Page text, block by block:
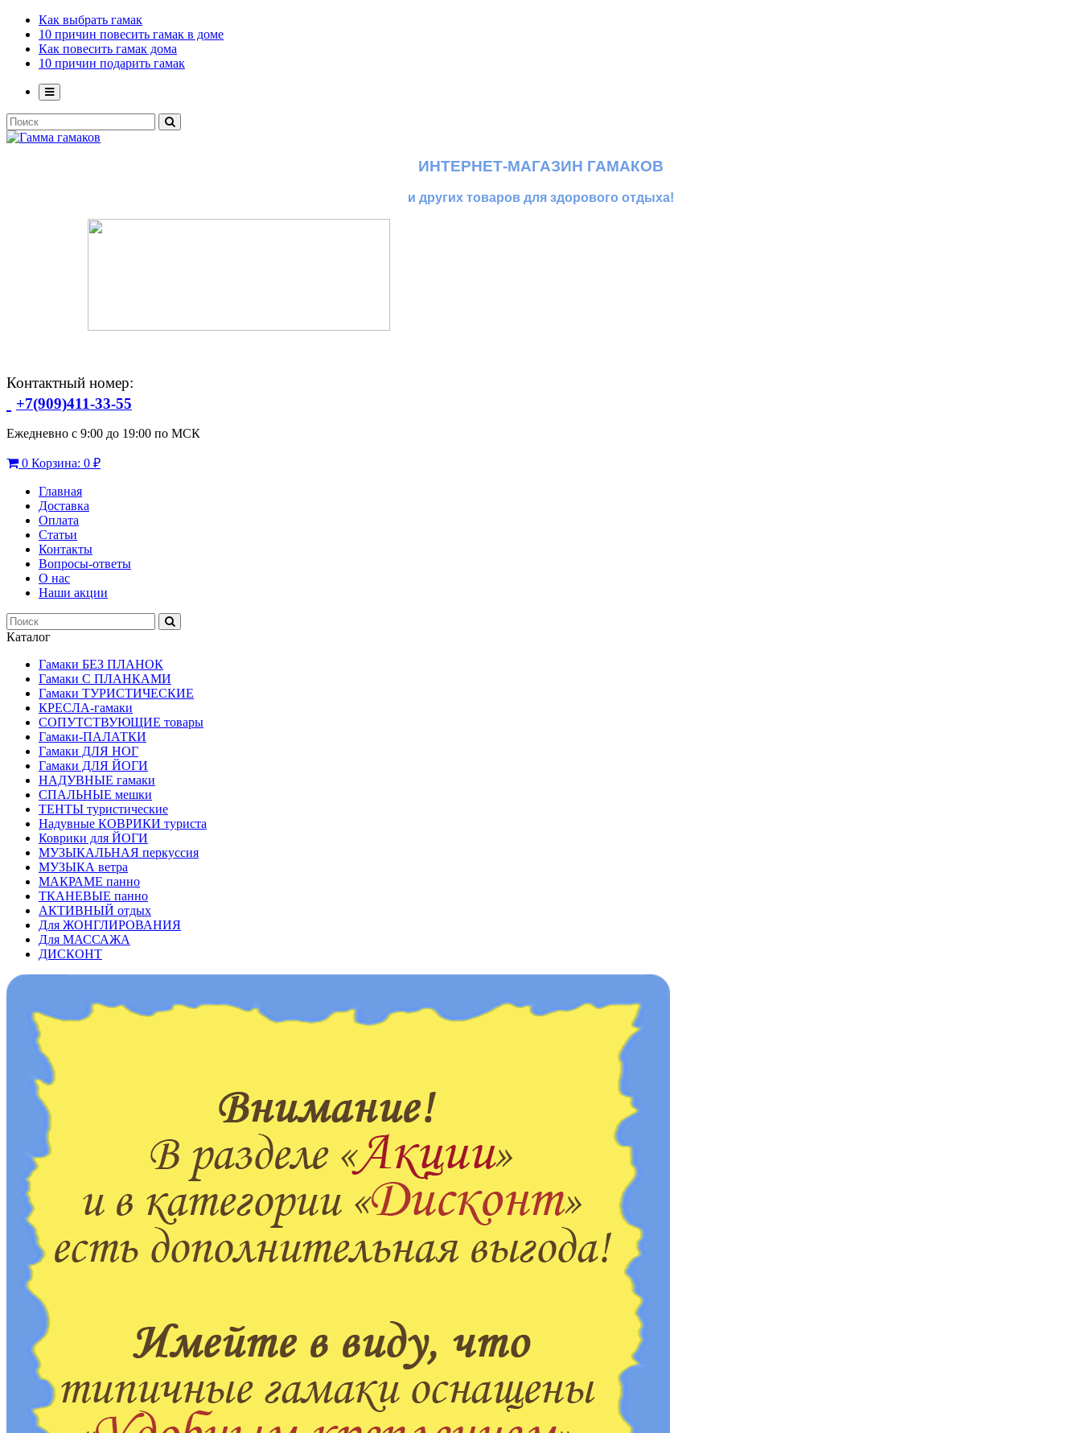
Как выбрать гамак
10 причин повесить гамак в доме
Как повесить гамак дома
10 причин подарить гамак
ИНТЕРНЕТ-МАГАЗИН ГАМАКОВ
и других товаров для здорового отдыха!
Контактный номер:
+7(909)411-33-55
Ежедневно с 9:00 до 19:00 по МСК
0 Корзина: 0 ₽
Главная
Доставка
Оплата
Статьи
Контакты
Вопросы-ответы
О нас
Наши акции
Каталог
Гамаки БЕЗ ПЛАНОК
Гамаки С ПЛАНКАМИ
Гамаки ТУРИСТИЧЕСКИЕ
КРЕСЛА-гамаки
СОПУТСТВУЮЩИЕ товары
Гамаки-ПАЛАТКИ
Гамаки ДЛЯ НОГ
Гамаки ДЛЯ ЙОГИ
НАДУВНЫЕ гамаки
СПАЛЬНЫЕ мешки
ТЕНТЫ туристические
Надувные КОВРИКИ туриста
Коврики для ЙОГИ
МУЗЫКАЛЬНАЯ перкуссия
МУЗЫКА ветра
МАКРАМЕ панно
ТКАНЕВЫЕ панно
АКТИВНЫЙ отдых
Для ЖОНГЛИРОВАНИЯ
Для МАССАЖА
ДИСКОНТ